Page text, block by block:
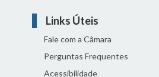
Links Úteis
Fale com a Câmara
Perguntas Frequentes
Acessibilidade